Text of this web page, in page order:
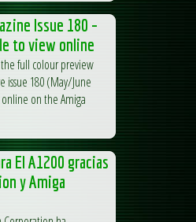
Issue 180 –
to view online
full colour preview
issue 180 (May/June
on the Amiga
El A1200 gracias
y Amiga